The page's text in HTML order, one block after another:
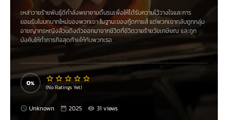
เหล่าวายร้ายพันธุ์ดีกำลังพยายามดิ้นรนเพื่อให้ได้รับความไว้วางใจและการ
ยอมรับในบทบาทใหม่ของพวกเขา ในฐานะของกู้ดกายส์​ แต่พวกเขากลับถูกกลุ่ม
อาชญากรหญิงล้วนดึงตัวออกมาจากชีวิตที่ชีวิตวายร้ายวัยเกษียณ และถูก
บังคับให้ทำภารกิจสุดท้ายให้กับพวกเธอ
0 (No Ratings Yet)
Unknown 2025 31 views